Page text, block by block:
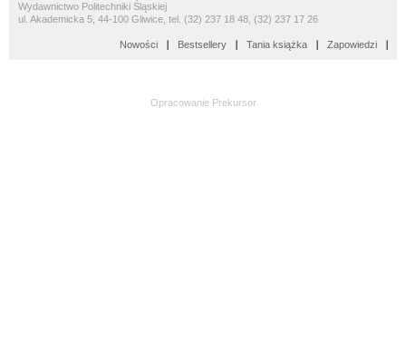
Wydawnictwo Politechniki Śląskiej
ul. Akademicka 5, 44-100 Gliwice, tel. (32) 237 18 48, (32) 237 17 26
Nowości Bestsellery Tania książka Zapowiedzi
Opracowanie Prekursor